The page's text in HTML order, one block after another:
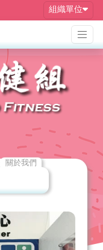
組織單位
關於我們